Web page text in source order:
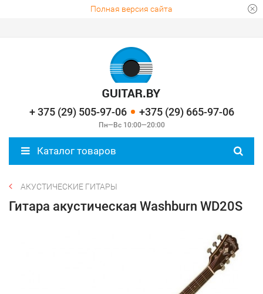
Полная версия сайта
+ 375 (29) 505-97-06 +375 (29) 665-97-06
Пн—Вс 10:00—20:00
Каталог товаров
АКУСТИЧЕСКИЕ ГИТАРЫ
Гитара акустическая Washburn WD20S